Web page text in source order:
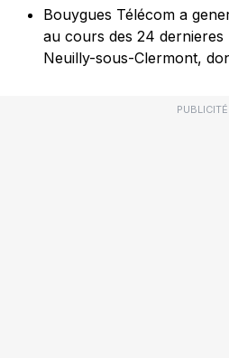
Bouygues Télécom a
au cours des 24
Neuilly-sous-Clermont,
PUBLICITÉ